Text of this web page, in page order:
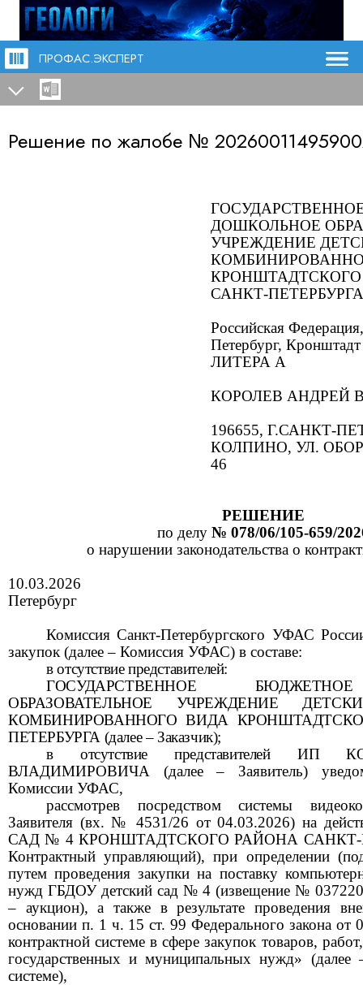
ПРОФАС.ЭКСПЕРТ
Решение по жалобе №
ДОШКОЛЬНОЕ
УЧРЕЖДЕНИЕ
САНКТ-
Российская
Петербург,
ЛИТЕРА А
КОРОЛЕВ АНДРЕЙ
196655, Г.САНКТ-
КОЛПИНО, УЛ.
46
РЕШЕНИЕ
по делу № 078/06/105-659/
о нарушении законодательства о
10.03.2026
Петербург
Комиссия Санкт-Петербургского УФАС
закупок (далее – Комиссия УФАС) в составе:
в отсутствиепредставителей:
ГОСУДАРСТВЕННОЕ
ОБРАЗОВАТЕЛЬНОЕ УЧРЕЖДЕНИЕ
КОМБИНИРОВАННОГО ВИДА
ПЕТЕРБУРГА (далее – Заказчик);
в отсутствие представителей ИП
ВЛАДИМИРОВИЧА (далее – Заявитель)
Комиссии УФАС,
рассмотрев посредством системы
Заявителя (вх. №
4531/26 от 04.03.2026) на
САД № 4 КРОНШТАДТСКОГО РАЙОНА САНКТ-
Контрактный управляющий),при определении
путем проведения закупки на поставку
нужд ГБДОУ детский сад № 4 (извещение №
– аукцион), а также в результате проведения
основании п. 1 ч. 15 ст. 99 Федерального закона
контрактной системе в сфере закупок товаров,
государственных и муниципальных нужд» (далее
системе),